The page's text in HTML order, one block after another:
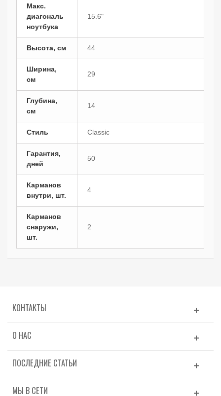
Макс.
диагональ
ноутбука
15.6"
Высота, см 44
Ширина,
см
29
Глубина,
см
14
Стиль Classic
Гарантия,
дней
50
Карманов
внутри, шт.
4
Карманов
снаружи,
шт.
2
КОНТАКТЫ
О НАС
ПОСЛЕДНИЕ СТАТЬИ
МЫ В СЕТИ